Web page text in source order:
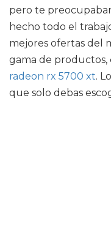
pero te
hecho todo el
mejores ofertas del
gama de productos,
radeon rx 5700 xt.
que solo debas